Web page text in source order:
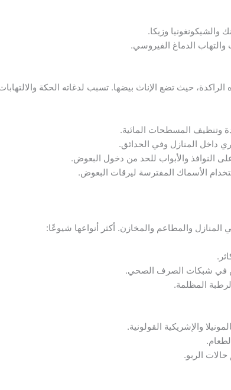
وزيكا.
والتهاب الدماغ الفيروسي.
حيث تضع الإناث بيضها. تسبب لدغاته الحكة
وتنظيف المسطحات المائية.
داخل المنازل وفي الحدائق.
النوافذ والأبواب للحد من دخول البعوض.
الأسماك المفترسة ليرقات البعوض.
والمطاعم والمخازن. أكثر أنواعها شيوعًا:
في شبكات الصرف الصحي.
المظلمة.
والإشريكية القولونية.
الربو.